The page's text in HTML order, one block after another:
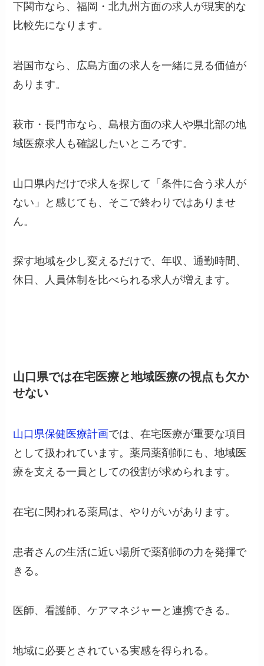
下関市なら、福岡・北九州方面の求人が現実的な
比較先になります。
岩国市なら、広島方面の求人を一緒に見る価値が
あります。
萩市・長門市なら、島根方面の求人や県北部の地
域医療求人も確認したいところです。
山口県内だけで求人を探して「条件に合う求人が
ない」と感じても、そこで終わりではありませ
ん。
探す地域を少し変えるだけで、年収、通勤時間、
休日、人員体制を比べられる求人が増えます。
山口県では在宅医療と地域医療の視点も欠か
せない
山口県保健医療計画では、在宅医療が重要な項目
として扱われています。薬局薬剤師にも、地域医
療を支える一員としての役割が求められます。
在宅に関われる薬局は、やりがいがあります。
患者さんの生活に近い場所で薬剤師の力を発揮で
きる。
医師、看護師、ケアマネジャーと連携できる。
地域に必要とされている実感を得られる。